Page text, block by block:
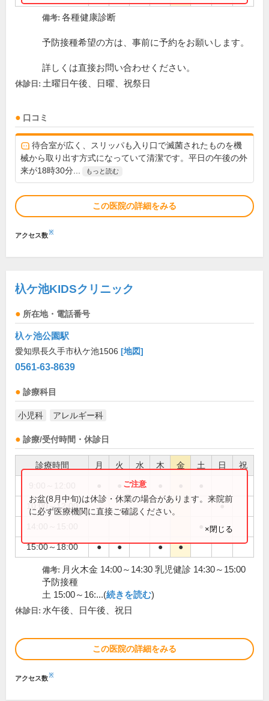
備考: 各種健康診断
予防接種希望の方は、事前に予約をお願いします。
詳しくは直接お問い合わせください。
休診日: 土曜日午後、日曜、祝祭日
口コミ
待合室が広く、スリッパも入り口で滅菌されたものを機
械から取り出す方式になっていて清潔です。平日の午後の外
来が18時30分...
もっと読む
この医院の詳細をみる
アクセス数※
杁ケ池KIDSクリニック
所在地・電話番号
杁ヶ池公園駅
愛知県長久手市杁ケ池1506 [地図]
0561-63-8639
診療科目
小児科 アレルギー科
診療/受付時間・休診日
診療時間 月 火 水 木 金 土 日 祝
●
10:00～12:00 ●
15:00～18:00 ● ● ● ●
お盆(8月中旬)は休診・休業の場合があります。来院前
に必ず医療機関に直接ご確認ください。
×閉じる
備考: 月火木金 14:00～14:30 乳児健診 14:30～15:00
予防接種
土 15:00～16:...(続きを読む)
休診日: 水午後、日午後、祝日
この医院の詳細をみる
アクセス数※